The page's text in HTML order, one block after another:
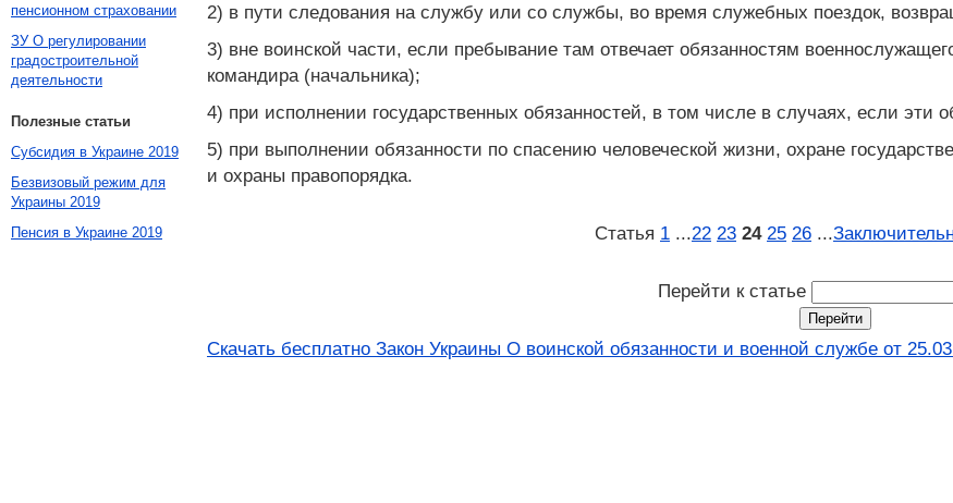
2) в пути следования на службу или со службы, во время служебных поездок,
3) вне воинской части, если пребывание там отвечает обязанностям
командира (начальника);
4) при исполнении государственных обязанностей, в том числе в случаях, если эти
5) при выполнении обязанности по спасению человеческой жизни, охране
и охраны правопорядка.
Статья 1 ...22 23 24 25 26 ...
Перейти к статье
Скачать бесплатно Закон Украины О воинской обязанности и военной службе от
пенсионном страховании
ЗУ О регулировании
градостроительной
деятельности
Полезные статьи
Субсидия в Украине 2019
Безвизовый режим для
Украины 2019
Пенсия в Украине 2019